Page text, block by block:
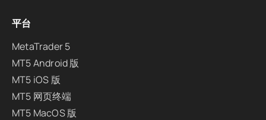
平台
MetaTrader 5
MT5 Android 版
MT5 iOS 版
MT5 网页终端
MT5 MacOS 版